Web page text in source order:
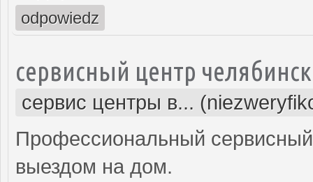
odpowiedz
сервисный центр
сервис центры в...
Профессиональный
выездом на дом.